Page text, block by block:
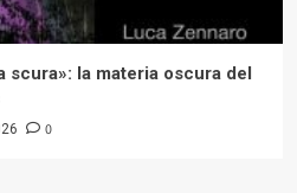
scura»: la materia oscura del
0